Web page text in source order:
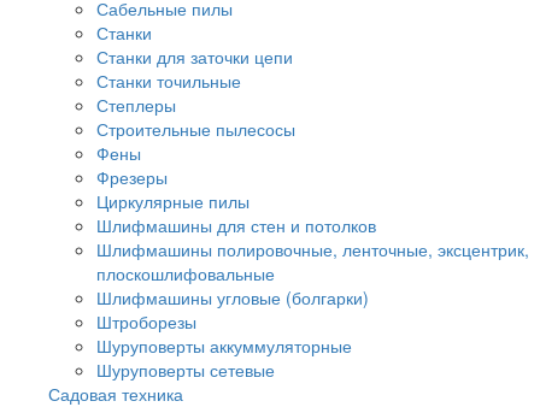
Сабельные пилы
Станки
Станки для заточки цепи
Станки точильные
Степлеры
Строительные пылесосы
Фены
Фрезеры
Циркулярные пилы
Шлифмашины для стен и потолков
Шлифмашины полировочные, ленточные, эксцентрик,
плоскошлифовальные
Шлифмашины угловые (болгарки)
Штроборезы
Шуруповерты аккуммуляторные
Шуруповерты сетевые
Садовая техника